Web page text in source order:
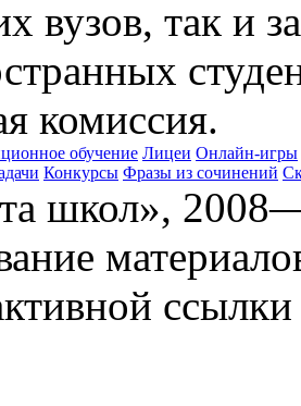
вузов, так и
комиссия.
обучение Лицеи Онлайн-игры
Конкурсы Фразы из сочинений
школ»,